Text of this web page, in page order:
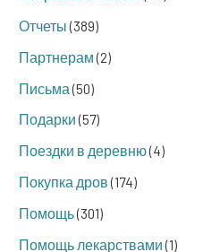
Отчеты(389)
Партнерам(2)
Письма(50)
Подарки(57)
Поездки в деревню(4)
Покупка дров(174)
Помощь(301)
Помощь лекарствами(1)